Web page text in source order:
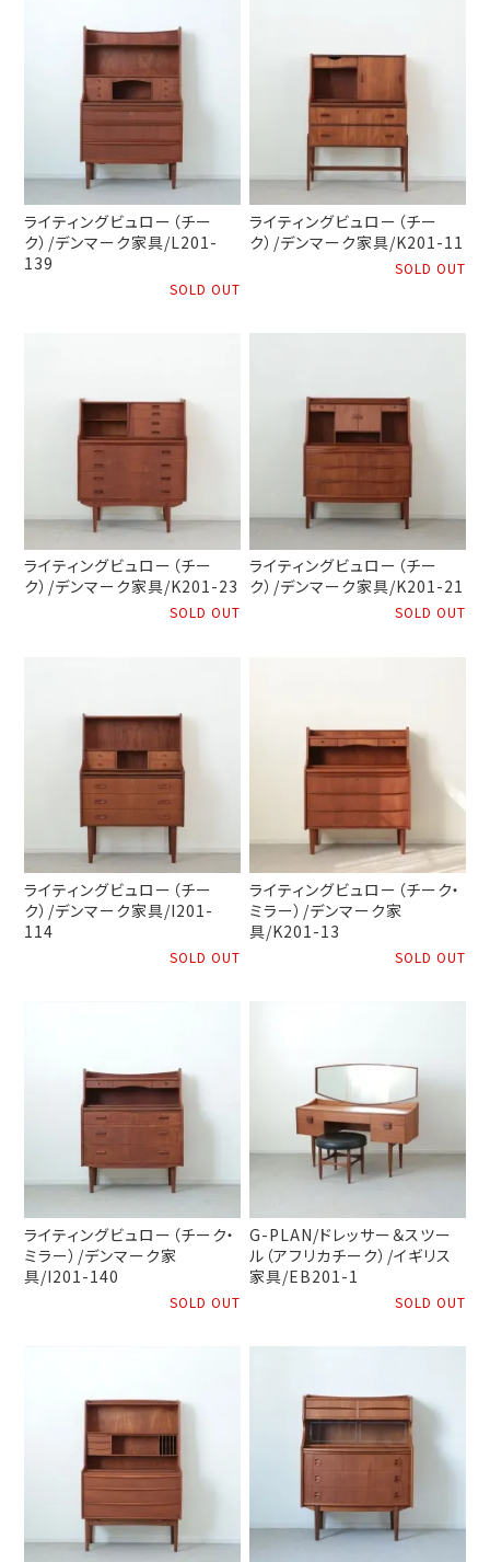
ライティングビュロー（チー
ク）/デンマーク家具/L201-
139
SOLD OUT
ライティングビュロー（チー
ク）/デンマーク家具/K201-11
SOLD OUT
ライティングビュロー（チー
ク）/デンマーク家具/K201-23
SOLD OUT
ライティングビュロー（チー
ク）/デンマーク家具/K201-21
SOLD OUT
ライティングビュロー（チー
ク）/デンマーク家具/I201-
114
SOLD OUT
ライティングビュロー（チーク・
ミラー）/デンマーク家
具/K201-13
SOLD OUT
ライティングビュロー（チーク・
ミラー）/デンマーク家
具/I201-140
SOLD OUT
G-PLAN/ドレッサー＆スツー
ル（アフリカチーク）/イギリス
家具/EB201-1
SOLD OUT